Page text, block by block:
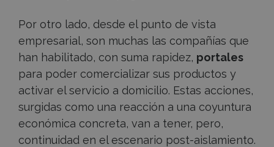
Por otro lado, desde el punto de vista
empresarial, son muchas las compañías que
han habilitado, con suma rapidez, portales
para poder comercializar sus productos y
activar el servicio a domicilio. Estas acciones,
surgidas como una reacción a una coyuntura
económica concreta, van a tener, pero,
continuidad en el escenario post-aislamiento.